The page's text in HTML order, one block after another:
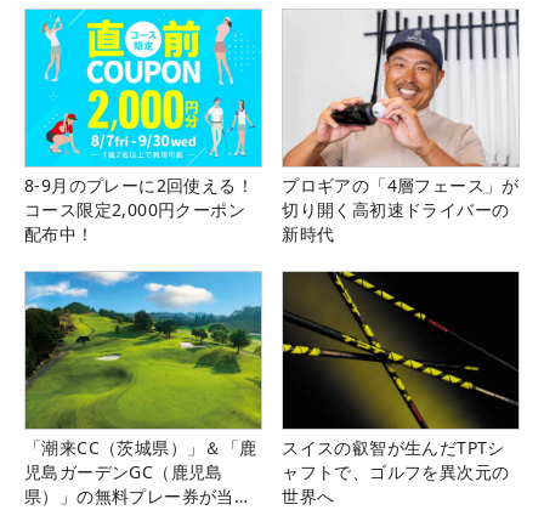
8-9月のプレーに2回使える！
コース限定2,000円クーポン
配布中！
プロギアの「4層フェース」が
切り開く高初速ドライバーの
新時代
「潮来CC（茨城県）」＆「鹿
児島ガーデンGC（鹿児島
県）」の無料プレー券が当た
スイスの叡智が生んだTPTシ
ャフトで、ゴルフを異次元の
世界へ